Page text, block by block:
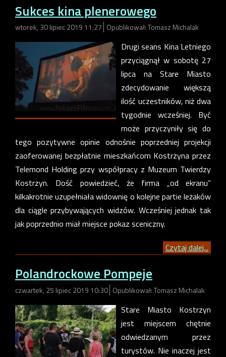
Sukces kina plenerowego
wtorek, 30 lipiec 2019 11:27 Opublikował: Tomasz Michalak
Drugi seans Kina Letniego
przyciągnął w sobotę 27
lipca na Stare Miasto
zdecydowanie większą
ilość uczestników, niż dwa
tygodnie wcześniej. Być
może przyczyniły się do
tego pozytywne opinie odnośnie poprzedniej projekcji
zaoferowanej bezpłatnie mieszkańcom Kostrzyna przez
Telemond Holding przy współpracy z Muzeum Twierdzy
Kostrzyn. Dość powiedzieć, że firma „od ekranu”
kilkakrotnie uzupełniała widownię o kolejne partie leżaków
dla ciągle przybywających widzów. Wcześniej jednak tak
jak poprzednio miał miejsce pokaz sceniczny.
Czytaj dalej...
Polandrockowe Pompeje
czwartek, 25 lipiec 2019 10:30 Opublikował: Tomasz Michalak
Stare Miasto Kostrzyn
jest miejscem chętnie
odwiedzanym przez
turystów. Nie inaczej jest